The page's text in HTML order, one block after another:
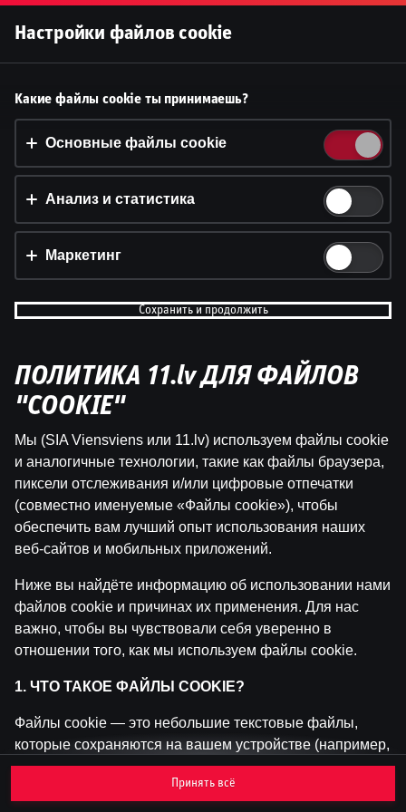
Эта игра недоступна как демо-версия.
Пожалуйста, авторизуйся, чтобы играть в
эту игру на реальные деньги.
Войти
Принять файлы cookie?
На этом веб-сайте используются 3 различных типа
файлов cookie: основные, отслеживающие и
Принять всё
Настройки и информация
Настройки файлов cookie
Какие файлы cookie ты принимаешь?
Основные файлы cookie
Анализ и статистика
Маркетинг
Сохранить и продолжить
ПОЛИТИКА 11.lv ДЛЯ ФАЙЛОВ
"COOKIE"
Мы (SIA Viensviens или 11.lv) используем файлы cookie
и аналогичные технологии, такие как файлы браузера,
пиксели отслеживания и/или цифровые отпечатки
(совместно именуемые «Файлы cookie»), чтобы
обеспечить вам лучший опыт использования наших
веб-сайтов и мобильных приложений.
Ниже вы найдёте информацию об использовании нами
файлов cookie и причинах их применения. Для нас
важно, чтобы вы чувствовали себя уверенно в
отношении того, как мы используем файлы cookie.
1. ЧТО ТАКОЕ ФАЙЛЫ COOKIE?
Файлы cookie — это небольшие текстовые файлы,
которые сохраняются на вашем устройстве (например,
на компьютере, мобильном телефоне или планшете)
при посещении наших веб-сайтов. Размещение
Принять всё